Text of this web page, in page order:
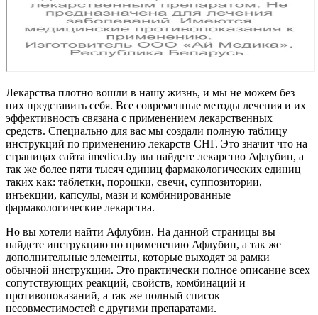
Лекарства плотно вошли в нашу жизнь, и мы не можем без
них представить себя. Все современные методы лечения и их
эффективность связана с применением лекарственных
средств. Специально для вас мы создали полную таблицу
инструкций по применению лекарств СНГ. Это значит что на
страницах сайта imedica.by вы найдете лекарство Афлубин, а
так же более пяти тысяч единиц фармакологических единиц
таких как: таблетки, порошки, свечи, суппозитории,
инъекции, капсулы, мази и комбинированные
фармакологические лекарства.
Но вы хотели найти Афлубин. На данной страницы вы
найдете инструкцию по применению Афлубин, а так же
дополнительные элементы, которые выходят за рамки
обычной инструкции. Это практически полное описание всех
сопутствующих реакций, свойств, комбинаций и
противопоказаний, а так же полный список
несовместимостей с другими препаратами.